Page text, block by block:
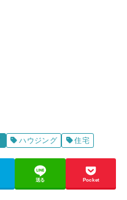
ハウジング 住宅
送る Pocket